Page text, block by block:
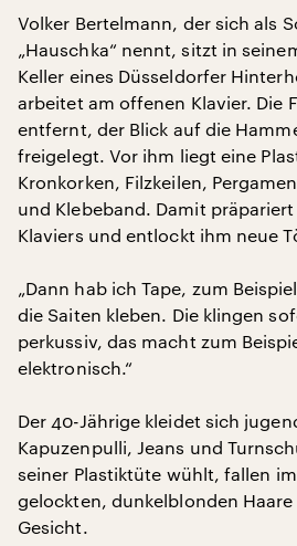
Volker Bertelmann, der sich als
„Hauschka“ nennt, sitzt in
Keller eines Düsseldorfer
arbeitet am offenen Klavier. Die
entfernt, der Blick auf die
freigelegt. Vor ihm liegt eine
Kronkorken, Filzkeilen,
und Klebeband. Damit
Klaviers und entlockt ihm neue
„Dann hab ich Tape, zum
die Saiten kleben. Die klingen
perkussiv, das macht zum
elektronisch.“
Der 40-Jährige kleidet sich
Kapuzenpulli, Jeans und
seiner Plastiktüte wühlt, fallen
gelockten, dunkelblonden
Gesicht.